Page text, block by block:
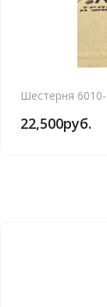
Шестерня
22,500руб.